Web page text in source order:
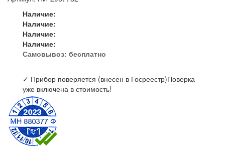
Наличие:
Наличие:
Наличие:
Наличие:
Самовывоз: бесплатно
✓ Прибор поверяется (внесен в Госреестр)Поверка
уже включена в стоимость!